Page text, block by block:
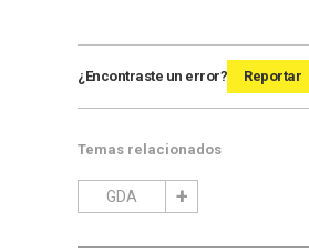
¿Encontraste un error? Reportar
Temas relacionados
GDA